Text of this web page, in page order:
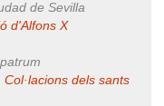
de Sevilla
d'Alfons X
Col·lacions dels sants